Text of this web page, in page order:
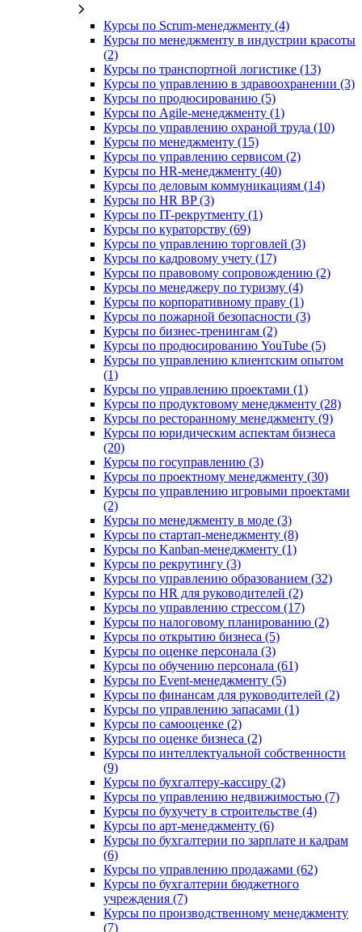
Курсы по Scrum-менеджменту (4)
Курсы по менеджменту в индустрии красоты
(2)
Курсы по транспортной логистике (13)
Курсы по управлению в здравоохранении (3)
Курсы по продюсированию (5)
Курсы по Agile-менеджменту (1)
Курсы по управлению охраной труда (10)
Курсы по менеджменту (15)
Курсы по управлению сервисом (2)
Курсы по HR-менеджменту (40)
Курсы по деловым коммуникациям (14)
Курсы по HR BP (3)
Курсы по IT-рекрутменту (1)
Курсы по кураторству (69)
Курсы по управлению торговлей (3)
Курсы по кадровому учету (17)
Курсы по правовому сопровождению (2)
Курсы по менеджеру по туризму (4)
Курсы по корпоративному праву (1)
Курсы по пожарной безопасности (3)
Курсы по бизнес-тренингам (2)
Курсы по продюсированию YouTube (5)
Курсы по управлению клиентским опытом
(1)
Курсы по управлению проектами (1)
Курсы по продуктовому менеджменту (28)
Курсы по ресторанному менеджменту (9)
Курсы по юридическим аспектам бизнеса
(20)
Курсы по госуправлению (3)
Курсы по проектному менеджменту (30)
Курсы по управлению игровыми проектами
(2)
Курсы по менеджменту в моде (3)
Курсы по стартап-менеджменту (8)
Курсы по Kanban-менеджменту (1)
Курсы по рекрутингу (3)
Курсы по управлению образованием (32)
Курсы по HR для руководителей (2)
Курсы по управлению стрессом (17)
Курсы по налоговому планированию (2)
Курсы по открытию бизнеса (5)
Курсы по оценке персонала (3)
Курсы по обучению персонала (61)
Курсы по Event-менеджменту (5)
Курсы по финансам для руководителей (2)
Курсы по управлению запасами (1)
Курсы по самооценке (2)
Курсы по оценке бизнеса (2)
Курсы по интеллектуальной собственности
(9)
Курсы по бухгалтеру-кассиру (2)
Курсы по управлению недвижимостью (7)
Курсы по бухучету в строительстве (4)
Курсы по арт-менеджменту (6)
Курсы по бухгалтерии по зарплате и кадрам
(6)
Курсы по управлению продажами (62)
Курсы по бухгалтерии бюджетного
учреждения (7)
Курсы по производственному менеджменту
(7)